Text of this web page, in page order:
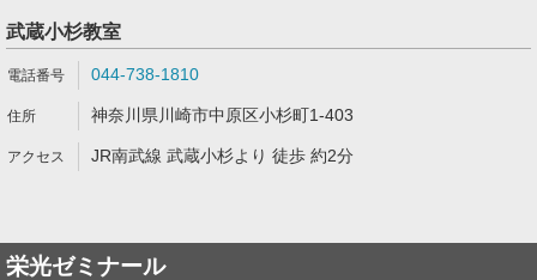
武蔵小杉教室
044-738-1810
神奈川県川崎市中原区小杉町1-403
JR南武線 武蔵小杉より 徒歩 約2分
栄光ゼミナール